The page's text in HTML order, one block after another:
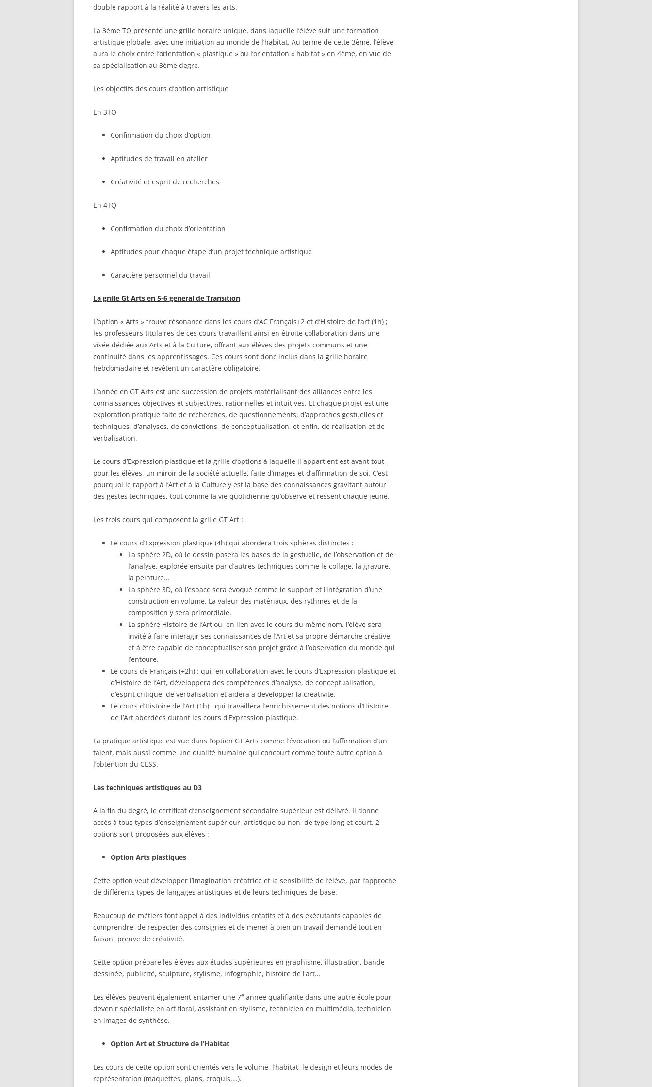
double rapport à la réalité à travers les arts.
La 3ème TQ présente une grille horaire unique, dans laquelle l’élève suit une formation
artistique globale, avec une initiation au monde de l’habitat. Au terme de cette 3ème, l’élève
aura le choix entre l’orientation « plastique » ou l’orientation « habitat » en 4ème, en vue de
sa spécialisation au 3ème degré.
Les objectifs des cours d’option artistique
En 3TQ
Confirmation du choix d’option
Aptitudes de travail en atelier
Créativité et esprit de recherches
En 4TQ
Confirmation du choix d’orientation
Aptitudes pour chaque étape d’un projet technique artistique
Caractère personnel du travail
La grille Gt Arts en 5-6 général de Transition
L’option « Arts » trouve résonance dans les cours d’AC Français+2 et d’Histoire de l’art (1h) ;
les professeurs titulaires de ces cours travaillent ainsi en étroite collaboration dans une
visée dédiée aux Arts et à la Culture, offrant aux élèves des projets communs et une
continuité dans les apprentissages. Ces cours sont donc inclus dans la grille horaire
hebdomadaire et revêtent un caractère obligatoire.
L’année en GT Arts est une succession de projets matérialisant des alliances entre les
connaissances objectives et subjectives, rationnelles et intuitives. Et chaque projet est une
exploration pratique faite de recherches, de questionnements, d’approches gestuelles et
techniques, d’analyses, de convictions, de conceptualisation, et enfin, de réalisation et de
verbalisation.
Le cours d’Expression plastique et la grille d’options à laquelle il appartient est avant tout,
pour les élèves, un miroir de la société actuelle, faite d’images et d’affirmation de soi. C’est
pourquoi le rapport à l’Art et à la Culture y est la base des connaissances gravitant autour
des gestes techniques, tout comme la vie quotidienne qu’observe et ressent chaque jeune.
Les trois cours qui composent la grille GT Art :
Le cours d’Expression plastique (4h) qui abordera trois sphères distinctes :
La sphère 2D, où le dessin posera les bases de la gestuelle, de l’observation et de
l’analyse, explorée ensuite par d’autres techniques comme le collage, la gravure,
la peinture…
La sphère 3D, où l’espace sera évoqué comme le support et l’intégration d’une
construction en volume. La valeur des matériaux, des rythmes et de la
composition y sera primordiale.
La sphère Histoire de l’Art où, en lien avec le cours du même nom, l’élève sera
invité à faire interagir ses connaissances de l’Art et sa propre démarche créative,
et à être capable de conceptualiser son projet grâce à l’observation du monde qui
l’entoure.
Le cours de Français (+2h) : qui, en collaboration avec le cours d’Expression plastique et
d’Histoire de l’Art, développera des compétences d’analyse, de conceptualisation,
d’esprit critique, de verbalisation et aidera à développer la créativité.
Le cours d’Histoire de l’Art (1h) : qui travaillera l’enrichissement des notions d’Histoire
de l’Art abordées durant les cours d’Expression plastique.
La pratique artistique est vue dans l’option GT Arts comme l’évocation ou l’affirmation d’un
talent, mais aussi comme une qualité humaine qui concourt comme toute autre option à
l’obtention du CESS.
Les techniques artistiques au D3
A la fin du degré, le certificat d’enseignement secondaire supérieur est délivré. Il donne
accès à tous types d’enseignement supérieur, artistique ou non, de type long et court. 2
options sont proposées aux élèves :
Option Arts plastiques
Cette option veut développer l’imagination créatrice et la sensibilité de l’élève, par l’approche
de différents types de langages artistiques et de leurs techniques de base.
Beaucoup de métiers font appel à des individus créatifs et à des exécutants capables de
comprendre, de respecter des consignes et de mener à bien un travail demandé tout en
faisant preuve de créativité.
Cette option prépare les élèves aux études supérieures en graphisme, illustration, bande
dessinée, publicité, sculpture, stylisme, infographie, histoire de l’art…
Les élèves peuvent également entamer une 7e année qualifiante dans une autre école pour
devenir spécialiste en art floral, assistant en stylisme, technicien en multimédia, technicien
en images de synthèse.
Option Art et Structure de l’Habitat
Les cours de cette option sont orientés vers le volume, l’habitat, le design et leurs modes de
représentation (maquettes, plans, croquis,…).